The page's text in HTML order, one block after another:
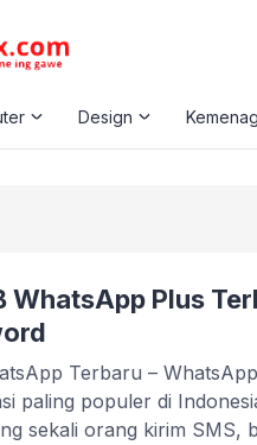
Design Kemenag
WhatsApp Plus
Terbaru –
paling populer di
sekali orang kirim SMS,